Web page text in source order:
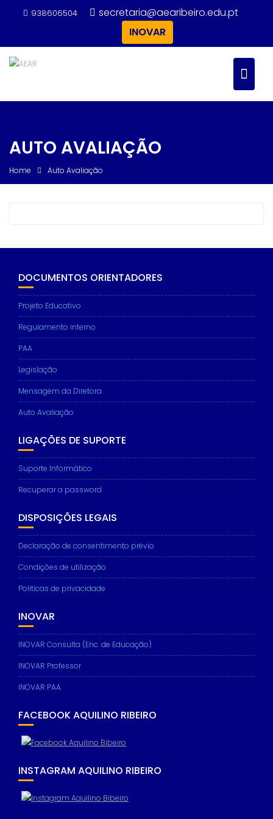
938606504
secretaria@aearibeiro.edu.pt
INOVAR
AUTO AVALIAÇÃO
Home Auto Avaliação
DOCUMENTOS ORIENTADORES
Projeto Educativo
Regulamento interno
PAA
Legislação
Mensagem da Diretora
Auto Avaliação
LIGAÇÕES DE SUPORTE
Suporte Informático
Recuperar a password
DISPOSIÇÕES LEGAIS
Declaração de consentimento prévio
Condições de utilização
Politicas de privacidade
INOVAR
INOVAR Consulta (Enc. de Educação)
INOVAR Professor
INOVAR PAA
FACEBOOK AQUILINO RIBEIRO
INSTAGRAM AQUILINO RIBEIRO